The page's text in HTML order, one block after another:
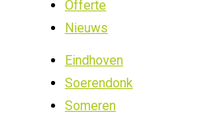
Offerte
Nieuws
Eindhoven
Soerendonk
Someren